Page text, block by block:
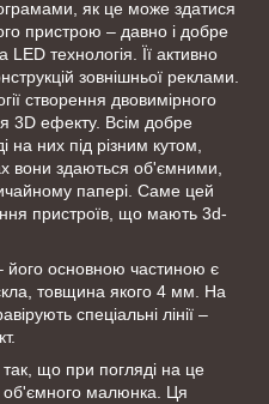
як це може здатися
пристрою – давно і добре
технологія. Її активно
зовнішньої реклами.
створення двовимірного
3D ефекту. Всім добре
на них під різним кутом,
вони здаються об'ємними,
папері. Саме цей
пристроїв, що мають 3d-
його основною частиною є
товщина якого 4 мм. На
спеціальні лінії –
що при погляді на це
об'ємного малюнка. Ця